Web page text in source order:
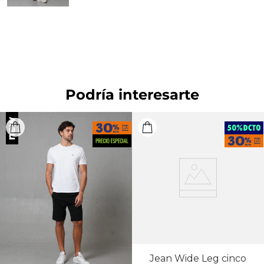
CUIDADO TEXTIL PROFESIONAL: No limpieza en
Podría interesarte
Jean Wide Leg cinco